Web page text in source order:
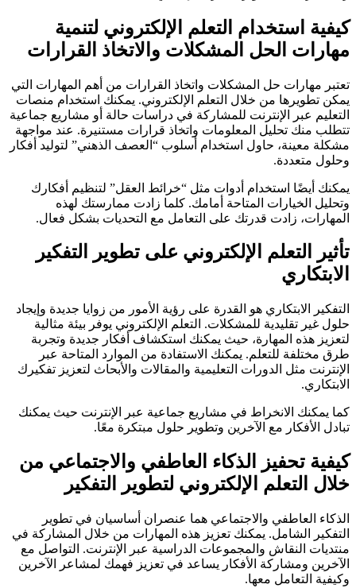
كيفية استخدام التعلم الإلكتروني لتنمية
مهارات الحل المشكلات والاتخاذ القرارات
تعتبر مهارات حل المشكلات واتخاذ القرارات من أهم المهارات التي
يمكن تطويرها من خلال التعلم الإلكتروني. يمكنك استخدام منصات
التعليم عبر الإنترنت للمشاركة في دراسات حالة أو مشاريع جماعية
تتطلب منك تحليل المعلومات واتخاذ قرارات مستنيرة. عند مواجهة
مشكلة معينة، حاول استخدام أسلوب “العصف الذهني” لتوليد أفكار
وحلول متعددة.
يمكنك أيضًا استخدام أدوات مثل “خرائط العقل” لتنظيم أفكارك
وتحليل الخيارات المتاحة أمامك. كلما زادت ممارستك لهذه
المهارات، زادت قدرتك على التعامل مع التحديات بشكل فعال.
تأثير التعلم الإلكتروني على تطوير التفكير
الابتكاري
التفكير الابتكاري هو القدرة على رؤية الأمور من زوايا جديدة وإيجاد
حلول غير تقليدية للمشكلات. التعلم الإلكتروني يوفر بيئة مثالية
لتعزيز هذه المهارة، حيث يمكنك استكشاف أفكار جديدة وتجربة
طرق مختلفة للتعلم. يمكنك الاستفادة من الموارد المتاحة عبر
الإنترنت مثل الدورات التعليمية والمقالات والأبحاث لتعزيز تفكيرك
الابتكاري.
كما يمكنك الانخراط في مشاريع جماعية عبر الإنترنت حيث يمكنك
تبادل الأفكار مع الآخرين وتطوير حلول مبتكرة معًا.
كيفية تحفيز الذكاء العاطفي والاجتماعي من
خلال التعلم الإلكتروني لتطوير التفكير
الذكاء العاطفي والاجتماعي هما عنصران أساسيان في تطوير
التفكير الشامل. يمكنك تعزيز هذه المهارات من خلال المشاركة في
منتديات النقاش والمجموعات الدراسية عبر الإنترنت. التواصل مع
الآخرين ومشاركة الأفكار يساعد في تعزيز فهمك لمشاعر الآخرين
وكيفية التعامل معها.